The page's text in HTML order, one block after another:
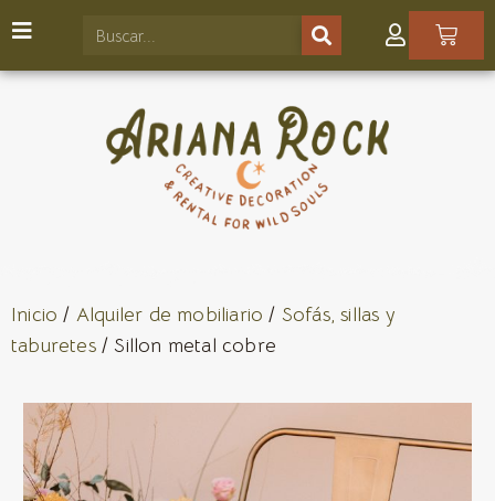
Inicio / Alquiler de mobiliario / Sofás, sillas y
taburetes/ Sillon metal cobre